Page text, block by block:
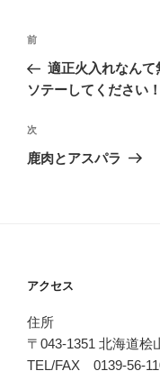
投
ナ
ゲ
ー
前
の
投
前
適正火入れなん
ソテーしてください！
次
の
次
鹿肉とアスパラ
アクセス
住所
〒043-1351 北海道桧
TEL/FAX 0139-56-